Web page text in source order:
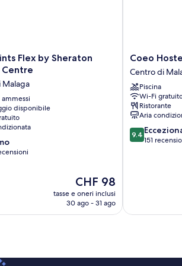
Flex by Sheraton
Centre
Malaga
disponibile
Il
prezzo
attuale
CHF 98
tasse e oneri inclusi
30 ago - 31 ago
Coeo
Hostel
Hernan
Ruiz
Centro
di
Malaga
Coeo
Centro di
Piscina
Wi-Fi
Ristorante
Aria
9.4
su
9.4
151